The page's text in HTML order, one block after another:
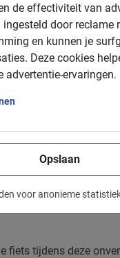
de effectiviteit van
ingesteld door reclame
en kunnen je
Deze cookies
advertentie-ervaringen.
Opslaan
voor anonieme
New
York en wil je
iets voor jou!
Je krijgt een goed
we de tours
want er zijn er erg
Vrijheidsbeeld. Een
fiets tijdens deze